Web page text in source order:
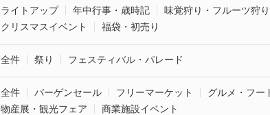
ライトアップ
年中行事・歳時記
味覚狩り・フルーツ狩り
クリスマスイベント
福袋・初売り
全件 祭り フェスティバル・パレード
全件 バーゲンセール フリーマーケット
グルメ・フー
物産展・観光フェア
商業施設イベント